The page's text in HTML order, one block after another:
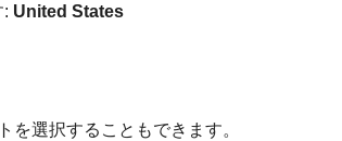
りません。領域の端のピクセルが境界線
は、関心領域の三角形を示したもので、
: United States
を選択することもできます。